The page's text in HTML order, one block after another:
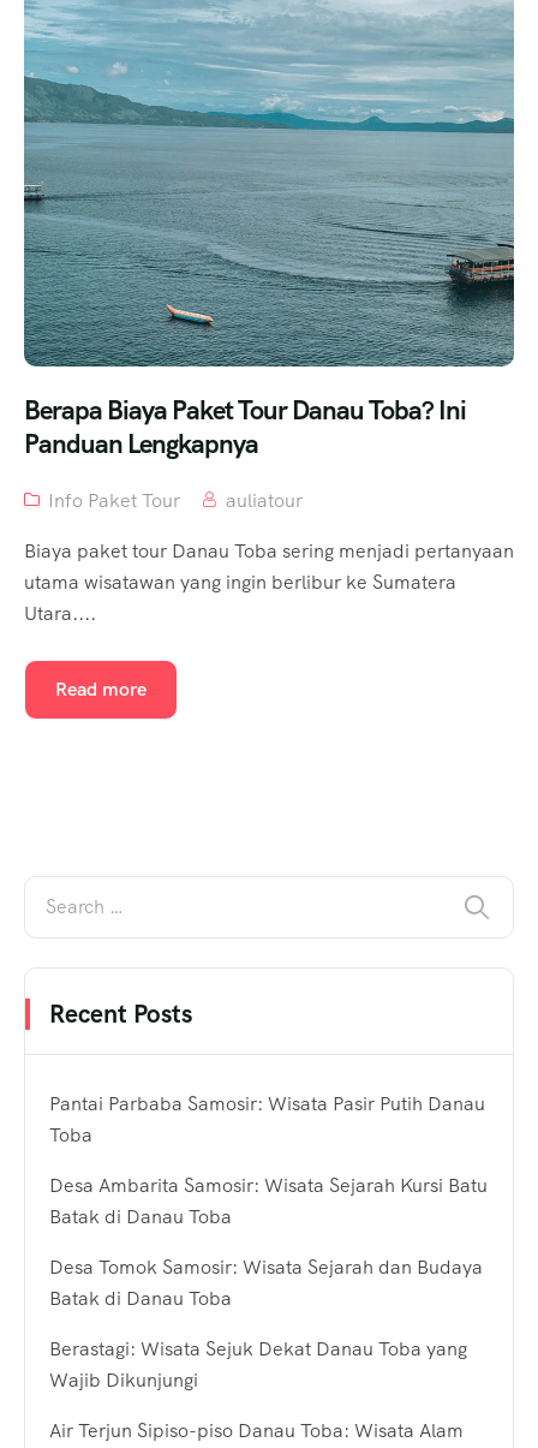
Berapa Biaya Paket Tour Danau Toba? Ini
Panduan Lengkapnya
Info Paket Tour
auliatour
Biaya paket tour Danau Toba sering menjadi pertanyaan
utama wisatawan yang ingin berlibur ke Sumatera
Utara....
Read more
Recent Posts
Pantai Parbaba Samosir: Wisata Pasir Putih Danau
Toba
Desa Ambarita Samosir: Wisata Sejarah Kursi Batu
Batak di Danau Toba
Desa Tomok Samosir: Wisata Sejarah dan Budaya
Batak di Danau Toba
Berastagi: Wisata Sejuk Dekat Danau Toba yang
Wajib Dikunjungi
Air Terjun Sipiso-piso Danau Toba: Wisata Alam